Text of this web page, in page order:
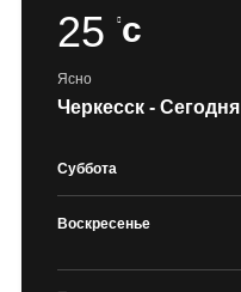
25 c
Ясно
Черкесск - Сегодня
Суббота
Воскресенье